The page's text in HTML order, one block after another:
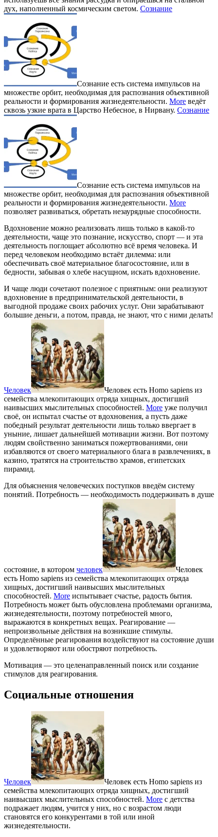
дух, наполненный космическим светом. Сознание
Сознание есть система импульсов на
множестве орбит, необходимая для распознания объективной
реальности и формирования жизнедеятельности. More ведёт
сквозь узкие врата в Царство Небесное, в Нирвану. Сознание
Сознание есть система импульсов на
множестве орбит, необходимая для распознания объективной
реальности и формирования жизнедеятельности. More
позволяет развиваться, обретать незаурядные способности.
Вдохновение можно реализовать лишь только в какой-то
деятельности, чаще это познание, искусство, спорт — и эта
деятельность поглощает абсолютно всё время человека. И
перед человеком необходимо встаёт дилемма: или
обеспечивать своё материальное благосостояние, или в
бедности, забывая о хлебе насущном, искать вдохновение.
И чаще люди сочетают полезное с приятным: они реализуют
вдохновение в предпринимательской деятельности, в
выгодной продаже своих рабочих услуг. Они зарабатывают
большие деньги, а потом, правда, не знают, что с ними делать!
Человек
Человек есть Homo sapiens из
семейства млекопитающих отряда хищных, достигший
наивысших мыслительных способностей. More уже получил
своё, он испытал счастье от вдохновения, а пусть даже
победный результат деятельности лишь только ввергает в
уныние, лишает дальнейшей мотивации жизни. Вот поэтому
людям свойственно заниматься пожертвованиями, они
избавляются от своего материального блага в развлечениях, в
казино, тратятся на строительство храмов, египетских
пирамид.
Для объяснения человеческих поступков введём систему
понятий. Потребность — необходимость поддерживать в душе
состояние, в котором человек
Человек
есть Homo sapiens из семейства млекопитающих отряда
хищных, достигший наивысших мыслительных
способностей. More испытывает счастье, радость бытия.
Потребность может быть обусловлена проблемами организма,
жизнедеятельности, поэтому потребностей много,
выражаются в конкретных вещах. Реагирование —
непроизвольные действия на возникшие стимулы.
Определённые реагирования воздействуют на состояние души
и удовлетворяют или обостряют потребность.
Мотивация — это целенаправленный поиск или создание
стимулов для реагирования.
Социальные отношения
Человек
Человек есть Homo sapiens из
семейства млекопитающих отряда хищных, достигший
наивысших мыслительных способностей. More с детства
подражает людям, учится у них, но с возрастом люди
становятся его конкурентами в той или иной
жизнедеятельности.